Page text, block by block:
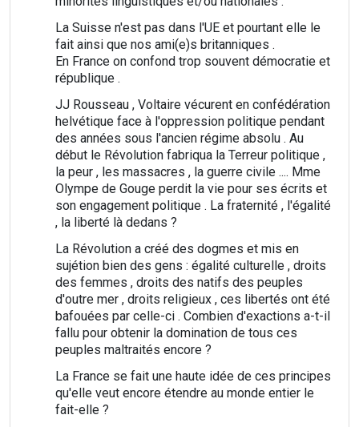
La Suisse n'est pas dans l'UE et pourtant elle le
fait ainsi que nos ami(e)s britanniques .
En France on confond trop souvent démocratie et
république .
JJ Rousseau , Voltaire vécurent en confédération
helvétique face à l'oppression politique pendant
des années sous l'ancien régime absolu . Au
début le Révolution fabriqua la Terreur politique ,
la peur , les massacres , la guerre civile .... Mme
Olympe de Gouge perdit la vie pour ses écrits et
son engagement politique . La fraternité , l'égalité
, la liberté là dedans ?
La Révolution a créé des dogmes et mis en
sujétion bien des gens : égalité culturelle , droits
des femmes , droits des natifs des peuples
d'outre mer , droits religieux , ces libertés ont été
bafouées par celle-ci . Combien d'exactions a-t-il
fallu pour obtenir la domination de tous ces
peuples maltraités encore ?
La France se fait une haute idée de ces principes
qu'elle veut encore étendre au monde entier le
fait-elle ?